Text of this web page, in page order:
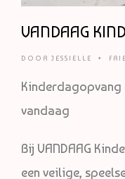
VANDAAG
DOOR JESSIELLE •
Kinderdagopvang
vandaag
Bij VANDAAG
een veilige,